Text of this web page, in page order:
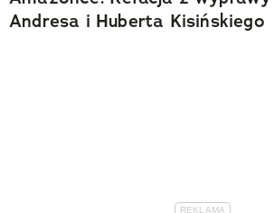
Andresa i Huberta Kisińskiego